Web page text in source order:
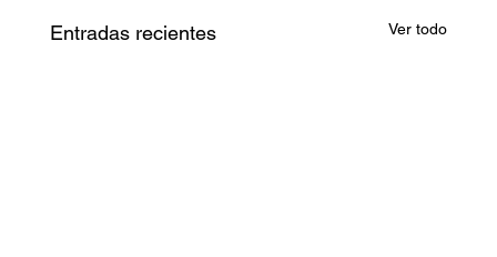
Entradas recientes Ver todo